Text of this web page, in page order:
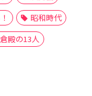
昭和時代
殿の13人